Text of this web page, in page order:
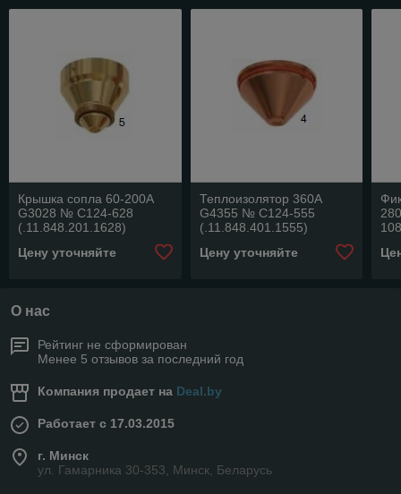
Крышка сопла 60-200А
G3028 № C124-628
(.11.848.201.1628)
Цену уточняйте
Теплоизолятор 360А
G4355 № C124-555
(.11.848.401.1555)
Цену уточняйте
О нас
Рейтинг не сформирован
Менее 5 отзывов за последний год
Компания продает на Deal.by
Работает с 17.03.2015
г. Минск
ул. Гамарника 30-353, Минск, Беларусь